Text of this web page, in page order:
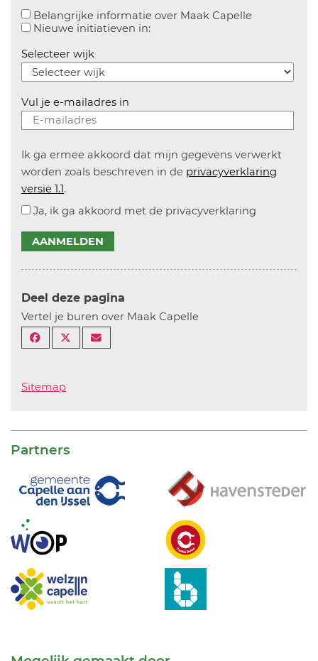
Belangrijke informatie over Maak CapelleAanvinken
Nieuwe initiatieven in:Aanvinken om informatie over
Selecteer wijk
Vul je e-mailadres in
Ik ga ermee akkoord dat mijn gegevens verwerkt
worden zoals beschreven in de privacyverklaring
versie 1.1.
Ja, ik ga akkoord met de privacyverklaring
AANMELDEN
Deel deze pagina
Vertel je buren over Maak Capelle
Sitemap
Partners